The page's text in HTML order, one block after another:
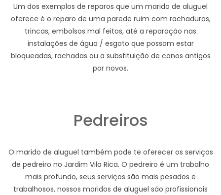
Um dos exemplos de reparos que um marido de aluguel
oferece é o reparo de uma parede ruim com rachaduras,
trincas, embolsos mal feitos, até a reparação nas
instalações de água / esgoto que possam estar
bloqueadas, rachadas ou a substituição de canos antigos
por novos.
Pedreiros
O marido de aluguel também pode te oferecer os serviços
de pedreiro no Jardim Vila Rica. O pedreiro é um trabalho
mais profundo, seus serviços são mais pesados e
trabalhosos, nossos maridos de aluguel são profissionais